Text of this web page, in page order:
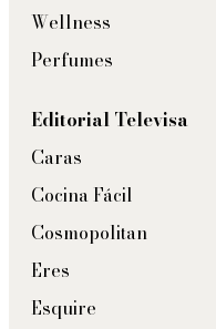
Wellness
Perfumes
Editorial Televisa
Caras
Cocina Fácil
Cosmopolitan
Eres
Esquire